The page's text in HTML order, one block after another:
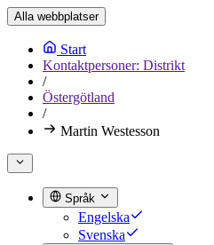
Alla webbplatser
Start
Kontaktpersoner: Distrikt
/
Östergötland
/
Martin Westesson
Språk
Engelska
Svenska